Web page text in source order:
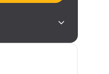
a +2.000
mês para